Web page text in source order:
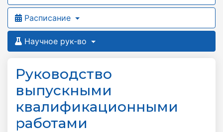
Расписание
Научное рук-во
Руководство
выпускными
квалификационными
работами